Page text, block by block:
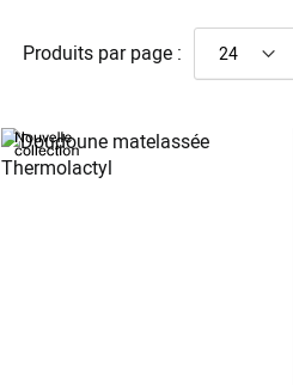
Produits par page :